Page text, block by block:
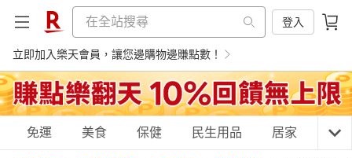
登入
立即加入樂天會員，讓您邊購物邊賺點數！
購物網分類
免運 美食 保健 民生用品 居家 3C